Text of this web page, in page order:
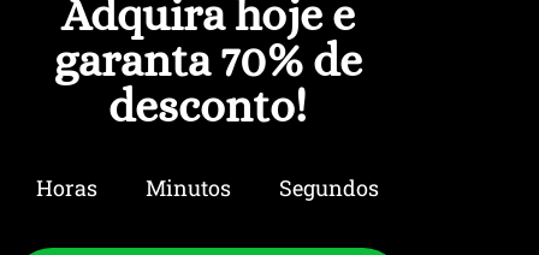
Adquira hoje e
garanta 70% de
desconto!
Horas Minutos Segundos